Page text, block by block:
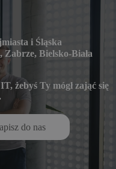
i Śląska
Bielsko-Biała
żebyś Ty mógł zająć się
do nas